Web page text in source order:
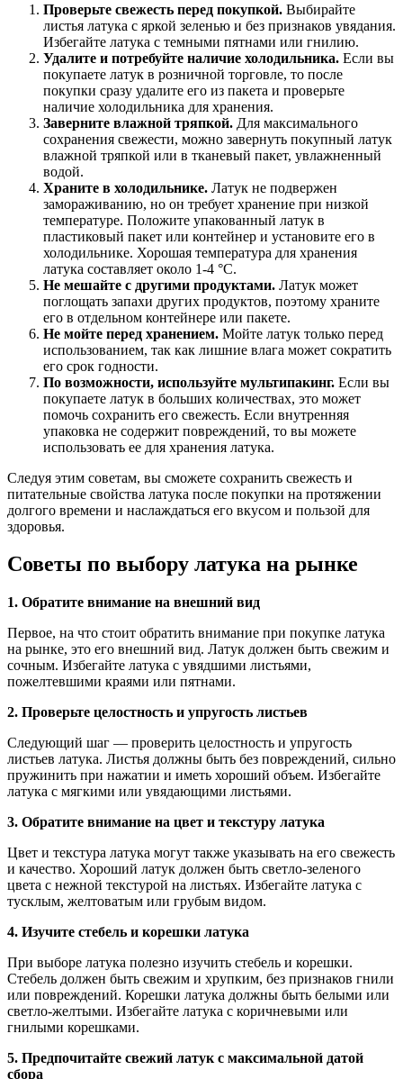
Проверьте свежесть перед покупкой. Выбирайте
листья латука с яркой зеленью и без признаков увядания.
Избегайте латука с темными пятнами или гнилию.
Удалите и потребуйте наличие холодильника. Если вы
покупаете латук в розничной торговле, то после
покупки сразу удалите его из пакета и проверьте
наличие холодильника для хранения.
Заверните влажной тряпкой. Для максимального
сохранения свежести, можно завернуть покупный латук
влажной тряпкой или в тканевый пакет, увлажненный
водой.
Храните в холодильнике. Латук не подвержен
замораживанию, но он требует хранение при низкой
температуре. Положите упакованный латук в
пластиковый пакет или контейнер и установите его в
холодильнике. Хорошая температура для хранения
латука составляет около 1-4 °C.
Не мешайте с другими продуктами. Латук может
поглощать запахи других продуктов, поэтому храните
его в отдельном контейнере или пакете.
Не мойте перед хранением. Мойте латук только перед
использованием, так как лишние влага может сократить
его срок годности.
По возможности, используйте мультипакинг. Если вы
покупаете латук в больших количествах, это может
помочь сохранить его свежесть. Если внутренняя
упаковка не содержит повреждений, то вы можете
использовать ее для хранения латука.
Следуя этим советам, вы сможете сохранить свежесть и
питательные свойства латука после покупки на протяжении
долгого времени и наслаждаться его вкусом и пользой для
здоровья.
Советы по выбору латука на рынке
1. Обратите внимание на внешний вид
Первое, на что стоит обратить внимание при покупке латука
на рынке, это его внешний вид. Латук должен быть свежим и
сочным. Избегайте латука с увядшими листьями,
пожелтевшими краями или пятнами.
2. Проверьте целостность и упругость листьев
Следующий шаг — проверить целостность и упругость
листьев латука. Листья должны быть без повреждений, сильно
пружинить при нажатии и иметь хороший объем. Избегайте
латука с мягкими или увядающими листьями.
3. Обратите внимание на цвет и текстуру латука
Цвет и текстура латука могут также указывать на его свежесть
и качество. Хороший латук должен быть светло-зеленого
цвета с нежной текстурой на листьях. Избегайте латука с
тусклым, желтоватым или грубым видом.
4. Изучите стебель и корешки латука
При выборе латука полезно изучить стебель и корешки.
Стебель должен быть свежим и хрупким, без признаков гнили
или повреждений. Корешки латука должны быть белыми или
светло-желтыми. Избегайте латука с коричневыми или
гнилыми корешками.
5. Предпочитайте свежий латук с максимальной датой
сбора